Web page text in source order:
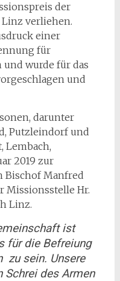
der
verliehen.
einer
für
wurde für das
und
darunter
Putzleindorf und
Lembach,
2019 zur
Bischof Manfred
Missionsstelle Hr.
Linz.
ist
für die Befreiung
zu sein. Unsere
des Armen